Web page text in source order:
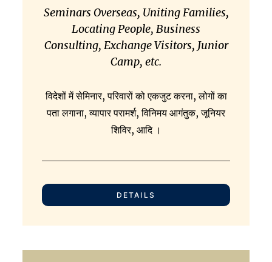
Seminars Overseas, Uniting Families,
Locating People, Business
Consulting, Exchange Visitors, Junior
Camp, etc.
विदेशों में सेमिनार, परिवारों को एकजुट करना, लोगों का
पता लगाना, व्यापार परामर्श, विनिमय आगंतुक, जूनियर
शिविर, आदि ।
DETAILS